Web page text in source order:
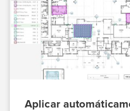
Aplicar